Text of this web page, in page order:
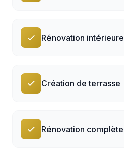
Rénovation intérieure
Création de terrasse
Rénovation complète